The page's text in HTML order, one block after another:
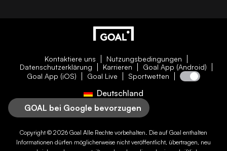
Kontaktiere uns
Nutzungsbedingungen
Datenschutzerklärung
Karrieren
Goal App (Android)
Goal App (iOS)
Goal Live Sportwetten
Deutschland
GOAL bei Google bevorzugen
Copyright © 2026 Goal Alle Rechte vorbehalten. Die auf Goal enthalten
Informationen dürfen möglicherweise nicht veröffentlicht, übertragen, neu